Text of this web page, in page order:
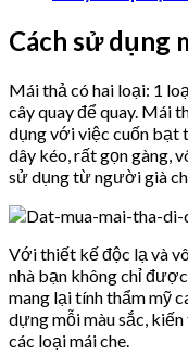
Cách sử dụng
Mái thả có hai loại: 1
cây quay để quay. Mái
dụng với việc cuốn bạt
dây kéo, rất gọn gàng,
sử dụng từ người già
Với thiết kế độc lạ và
nhà bạn không chỉ
mang lại tính thẩm mỹ
dựng mỗi màu sắc,
các loại mái che.